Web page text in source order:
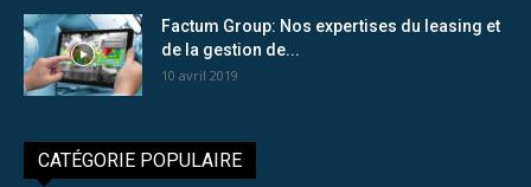
Factum Group: Nos expertises du leasing et
de la gestion de...
10 avril 2019
CATÉGORIE POPULAIRE